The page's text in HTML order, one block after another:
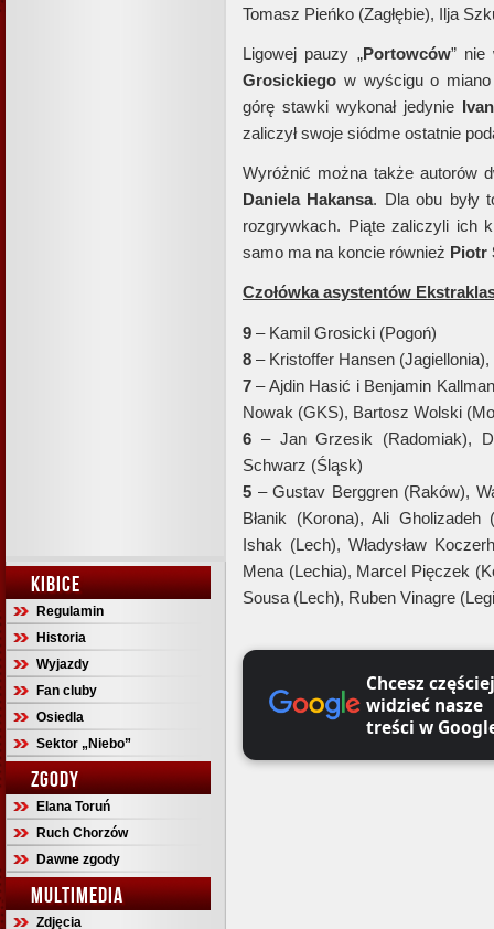
KIBICE
Regulamin
Historia
Wyjazdy
Fan cluby
Osiedla
Sektor „Niebo”
ZGODY
Elana Toruń
Ruch Chorzów
Dawne zgody
MULTIMEDIA
Zdjęcia
Tomasz Pieńko (Zagłębie), Ilja
Ligowej pauzy „Portowców” nie
Grosickiego w wyścigu o
górę stawki wykonał jedynie
zaliczył swoje siódme ostatnie
Wyróżnić można także autorów
Daniela Hakansa. Dla obu były
rozgrywkach. Piąte zaliczyli ich
samo ma na koncie również Piotr
Czołówka asystentów
9 – Kamil Grosicki (Pogoń)
8 – Kristoffer Hansen
7– Ajdin Hasić i Benjamin
Nowak (GKS), Bartosz Wolski
6 – Jan Grzesik (Radomiak),
Schwarz (Śląsk)
5 – Gustav Berggren (Raków),
Błanik (Korona), Ali
Ishak (Lech), Władysław
Mena (Lechia), Marcel Pięczek
Sousa (Lech), Ruben Vinagre
Chcesz częściej
widzieć nasze
treści w